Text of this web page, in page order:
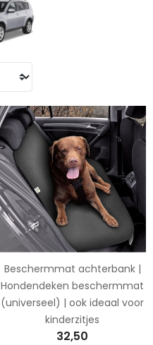
Beschermmat achterbank |
Hondendeken beschermmat
(universeel) | ook ideaal voor
kinderzitjes
32,50